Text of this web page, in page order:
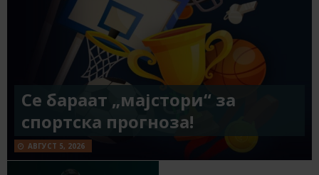
Се бараат „мајстори“ за
спортска прогноза!
АВГУСТ 5, 2026